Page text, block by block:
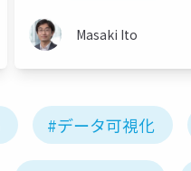
Masaki Ito
#データ可視化